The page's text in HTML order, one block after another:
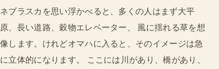
ネブラスカを思い浮かべると、多くの人はまず大平
原、長い道路、穀物エレベーター、 風に揺れる草を想
像します。けれどオマハに入ると、そのイメージは急
に立体的になります。 ここには川があり、橋があり、